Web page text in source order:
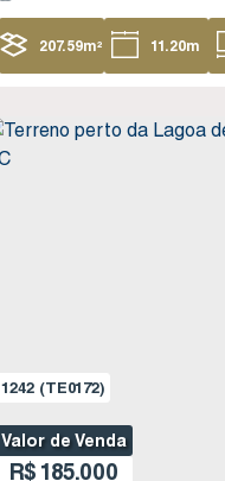
207.59m² 11.20m
1242 (TE0172)
R$ 185.000
Valor de Venda